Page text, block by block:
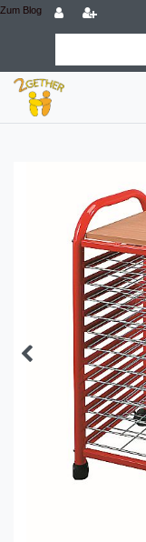
Zum Blog